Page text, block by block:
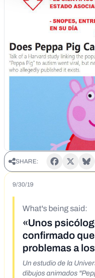
SHARE:
9/30/19
What's being said:
«Unos
confirmado
problemas a
Un estudio de la
dibujos animados